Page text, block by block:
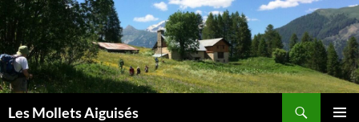
Aller
au
contenu
Les Mollets Aiguisés